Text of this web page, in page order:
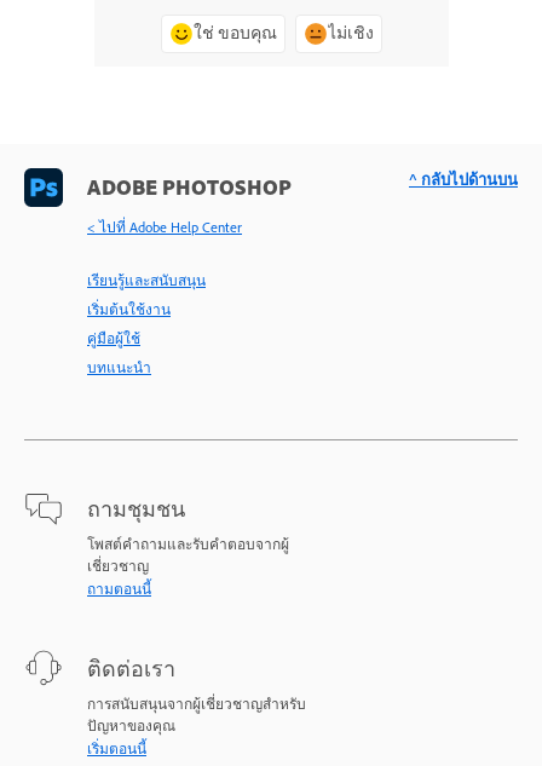
ใช่ ขอบคุณ ไม่เชิง
ADOBE PHOTOSHOP
< ไปที่ Adobe Help Center
เรียนรู้และสนับสนุน
เริ่มต้นใช้งาน
คู่มือผู้ใช้
บทแนะนำ
ถามชุมชน
โพสต์คำถามและรับคำตอบจากผู้
เชี่ยวชาญ
ถามตอนนี้
ติดต่อเรา
การสนับสนุนจากผู้เชี่ยวชาญสำหรับ
ปัญหาของคุณ
เริ่มตอนนี้
^ กลับไปด้านบน